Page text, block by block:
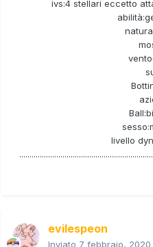
ivs:4 stellari eccetto
livello
evilespeon
Inviato 7 febbraio, 2020